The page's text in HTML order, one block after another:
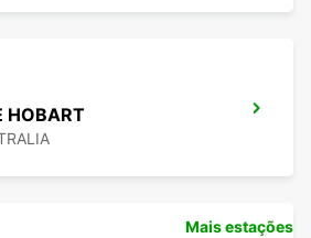
HOBART
Mais estações